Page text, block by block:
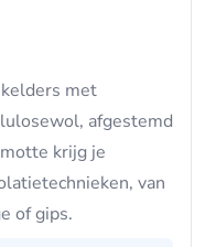
met
afgestemd
krijg je
van
of gips.